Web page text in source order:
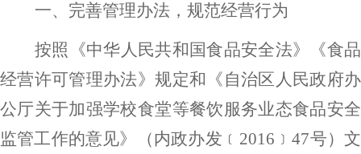
一、完善管理办法，规范经营行为
按照《中华人民共和国食品安全法》《食品
经营许可管理办法》规定和《自治区人民政府办
公厅关于加强学校食堂等餐饮服务业态食品安全
监管工作的意见》（内政办发﹝ 2016 ﹞47号）文